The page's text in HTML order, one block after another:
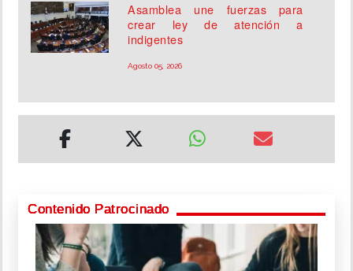
Asamblea une fuerzas para
crear ley de atención a
indigentes
Agosto 05, 2026
Contenido Patrocinado